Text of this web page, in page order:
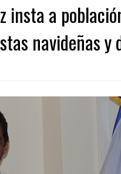
insta a
navideñas y